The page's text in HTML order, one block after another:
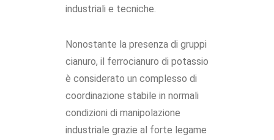
industriali e tecniche.
Nonostante la presenza di gruppi
cianuro, il ferrocianuro di potassio
è considerato un complesso di
coordinazione stabile in normali
condizioni di manipolazione
industriale grazie al forte legame